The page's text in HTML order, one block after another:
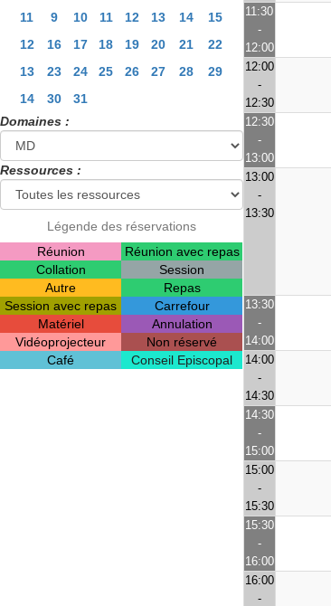
11
9 10 11 12 13 14
15
12
16 17 18 19 20 21
22
13
23 24 25 26 27 28
29
14
30
31
Domaines :
Ressources :
Légende des réservations
Réunion
Réunion avec repas
Collation
Session
Autre
Repas
Session avec repas
Carrefour
Matériel
Annulation
Vidéoprojecteur
Non réservé
Café
Conseil Episcopal
11:30
-
12:00
12:00
-
12:30
12:30
-
13:00
13:00
-
13:30
13:30
-
14:00
14:00
-
14:30
14:30
-
15:00
15:00
-
15:30
15:30
-
16:00
16:00
-